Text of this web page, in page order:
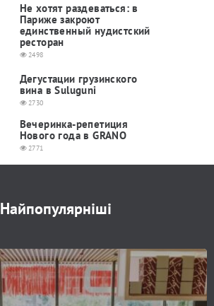
Не хотят раздеваться: в
Париже закроют
единственный нудистский
ресторан
2498
Дегустации грузинского
вина в Suluguni
2730
Вечеринка-репетиция
Нового года в GRANO
2771
Найпопулярніші